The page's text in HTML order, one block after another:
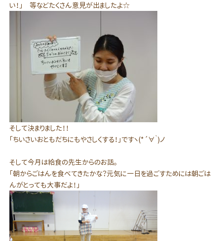
い！」 等などたくさん意見が出ましたよ☆
そして決まりました！！
「ちいさいおともだちにもやさしくする！」ですヽ(*´∀｀)ノ
そして今月は給食の先生からのお話。
「朝からごはんを食べてきたかな？元気に一日を過ごすためには朝ごは
んがとっても大事だよ！」